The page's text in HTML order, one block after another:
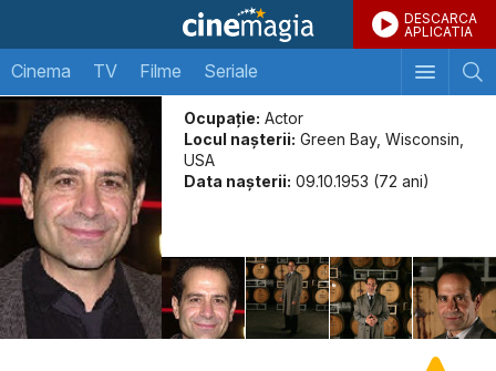
DESCARCA
APLICATIA
Cinema TV Filme Seriale
Ocupație: Actor
Locul naşterii: Green Bay, Wisconsin,
USA
Data naşterii: 09.10.1953 (72 ani)